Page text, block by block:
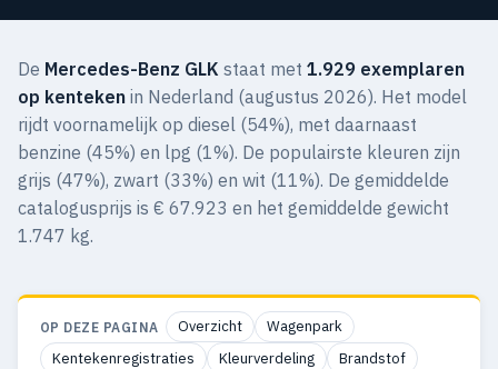
De Mercedes-Benz GLK staat met 1.929 exemplaren
op kenteken in Nederland (augustus 2026). Het model
rijdt voornamelijk op diesel (54%), met daarnaast
benzine (45%) en lpg (1%). De populairste kleuren zijn
grijs (47%), zwart (33%) en wit (11%). De gemiddelde
catalogusprijs is € 67.923 en het gemiddelde gewicht
1.747 kg.
OP DEZE PAGINA Overzicht
Wagenpark
Kentekenregistraties
Kleurverdeling
Brandstof